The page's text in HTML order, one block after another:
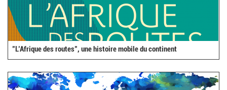
"L’Afrique des routes", une histoire mobile du continent